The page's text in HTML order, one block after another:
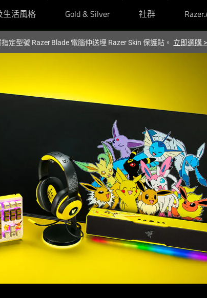
生活風格 Gold & Silver 社群
定型號 Razer Blade 電腦仲送埋 Razer Skin 保護貼。 立即選購 >